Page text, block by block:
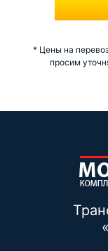
* Цены на
просим